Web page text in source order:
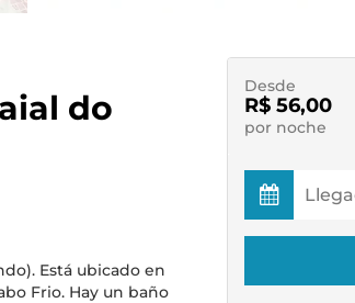
do
Está ubicado en
Frio. Hay un baño
Desde
R$ 56,00
por noche